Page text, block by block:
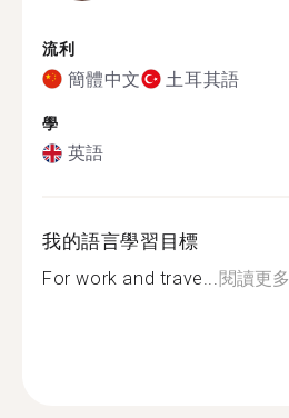
流利
簡體中文 土耳其語
學
英語
我的語言學習目標
For work and trave...閱讀更多